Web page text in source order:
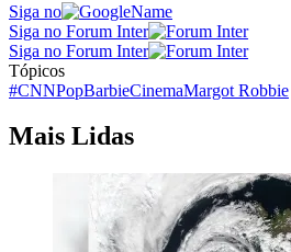
Siga no
Siga no Forum Inter
Siga no Forum Inter
Tópicos
#CNNPopBarbieCinemaMargot Robbie
Mais Lidas